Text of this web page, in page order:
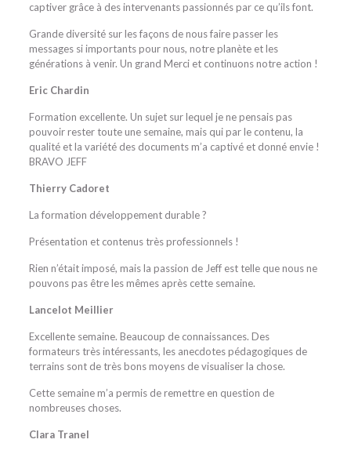
captiver grâce à des intervenants passionnés par ce qu’ils font.
Grande diversité sur les façons de nous faire passer les
messages si importants pour nous, notre planète et les
générations à venir. Un grand Merci et continuons notre action !
Eric Chardin
Formation excellente. Un sujet sur lequel je ne pensais pas
pouvoir rester toute une semaine, mais qui par le contenu, la
qualité et la variété des documents m’a captivé et donné envie !
BRAVO JEFF
Thierry Cadoret
La formation développement durable ?
Présentation et contenus très professionnels !
Rien n’était imposé, mais la passion de Jeff est telle que nous ne
pouvons pas être les mêmes après cette semaine.
Lancelot Meillier
Excellente semaine. Beaucoup de connaissances. Des
formateurs très intéressants, les anecdotes pédagogiques de
terrains sont de très bons moyens de visualiser la chose.
Cette semaine m’a permis de remettre en question de
nombreuses choses.
Clara Tranel